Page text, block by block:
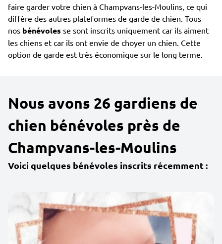
faire garder votre chien à Champvans-les-Moulins, ce qui
diffère des autres plateformes de garde de chien. Tous
nos bénévoles se sont inscrits uniquement car ils aiment
les chiens et car ils ont envie de choyer un chien. Cette
option de garde est très économique sur le long terme.
Nous avons 26 gardiens de
chien bénévoles près de
Champvans-les-Moulins
Voici quelques bénévoles inscrits récemment :